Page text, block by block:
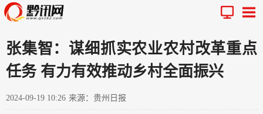
张集智：谋细抓实农业农村改革重点
任务 有力有效推动乡村全面振兴
2024-09-19 10:26 来源：贵州日报